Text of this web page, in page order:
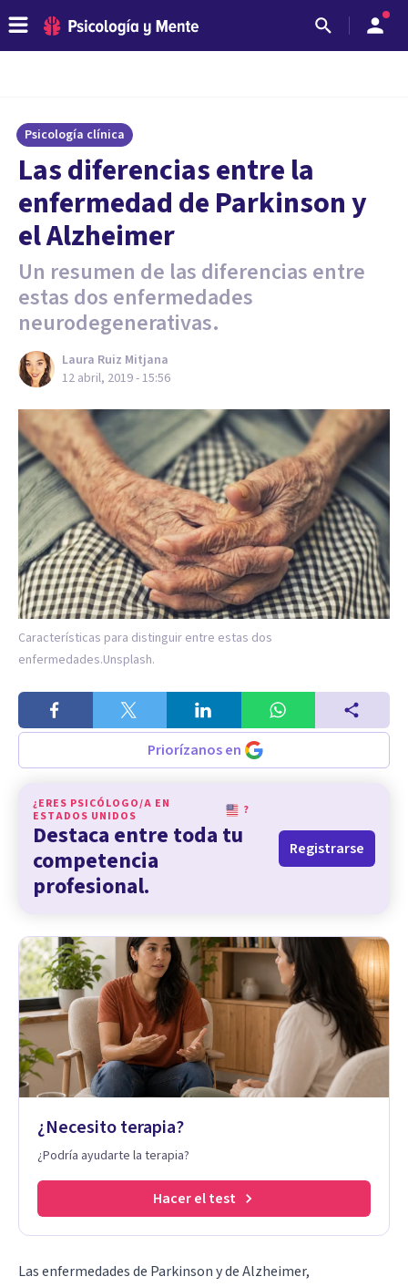
Psicología clínica
Las diferencias entre la
enfermedad de Parkinson y
el Alzheimer
Un resumen de las diferencias entre
estas dos enfermedades
neurodegenerativas.
Laura Ruiz Mitjana
12 abril, 2019 - 15:56
Características para distinguir entre estas dos
enfermedades.Unsplash.
Priorízanos en
¿ERES PSICÓLOGO/A EN
ESTADOS UNIDOS
?
Destaca entre toda tu
competencia
profesional.
Registrarse
¿Necesito terapia?
¿Podría ayudarte la terapia?
Hacer el test
Las enfermedades de Parkinson y de Alzheimer,